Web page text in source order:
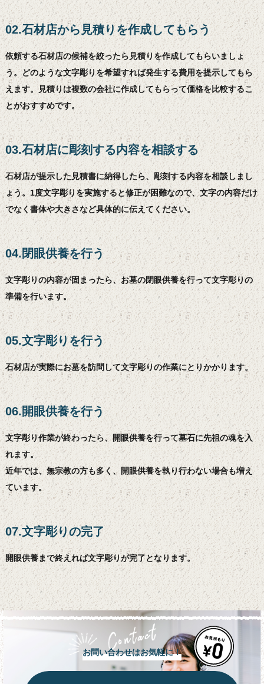
02.石材店から見積りを作成してもらう
依頼する石材店の候補を絞ったら見積りを作成してもらいましょ
う。どのような文字彫りを希望すれば発生する費用を提示してもら
えます。見積りは複数の会社に作成してもらって価格を比較するこ
とがおすすめです。
03.石材店に彫刻する内容を相談する
石材店が提示した見積書に納得したら、彫刻する内容を相談しまし
ょう。1度文字彫りを実施すると修正が困難なので、文字の内容だけ
でなく書体や大きさなど具体的に伝えてください。
04.閉眼供養を行う
文字彫りの内容が固まったら、お墓の閉眼供養を行って文字彫りの
準備を行います。
05.文字彫りを行う
石材店が実際にお墓を訪問して文字彫りの作業にとりかかります。
06.開眼供養を行う
文字彫り作業が終わったら、開眼供養を行って墓石に先祖の魂を入
れます。
近年では、無宗教の方も多く、開眼供養を執り行わない場合も増え
ています。
07.文字彫りの完了
開眼供養まで終えれば文字彫りが完了となります。
お問い合わせはお気軽に！